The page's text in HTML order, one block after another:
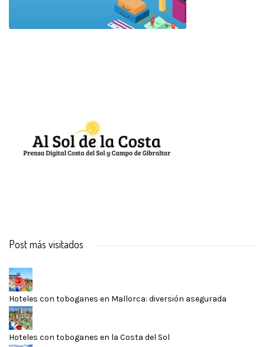
Post más visitados
Hoteles con toboganes en Mallorca: diversión asegurada
Hoteles con toboganes en la Costa del Sol